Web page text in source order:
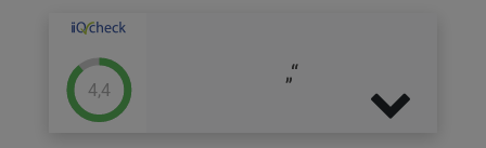
4,4